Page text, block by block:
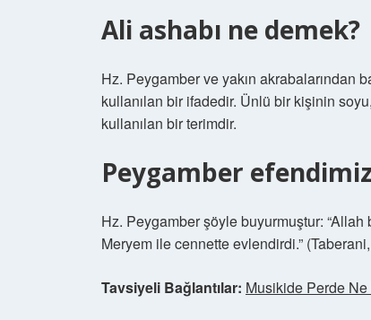
Ali ashabı ne demek?
Hz. Peygamber ve yakın akrabalarından
kullanılan bir ifadedir. Ünlü bir kişinin
kullanılan bir terimdir.
Peygamber
Hz. Peygamber şöyle buyurmuştur: “Allah
Meryem ile cennette evlendirdi.”
Tavsiyeli Bağlantılar: Musikide Perde